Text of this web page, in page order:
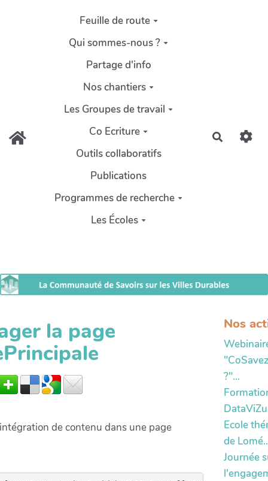
Aller au contenu principal
Feuille de route
Qui sommes-nous ?
Partage d'info
Nos chantiers
Les Groupes de travail
Co Ecriture
Outils collaboratifs
Publications
Programmes de recherche
Les Écoles
la page
de contenu dans une page
Nos
?"...
Ecole
de
Journée